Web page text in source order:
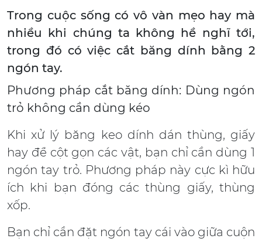
Trong cuộc sống có vô vàn mẹo hay mà
nhiều khi chúng ta không hề nghĩ tới,
trong đó có việc cắt băng dính bằng 2
ngón tay.
Phương pháp cắt băng dính: Dùng ngón
trỏ không cần dùng kéo
Khi xử lý băng keo dính dán thùng, giấy
hay để cột gọn các vật, bạn chỉ cần dùng 1
ngón tay trỏ. Phương pháp này cực kì hữu
ích khi bạn đóng các thùng giấy, thùng
xốp.
Bạn chỉ cần đặt ngón tay cái vào giữa cuộn